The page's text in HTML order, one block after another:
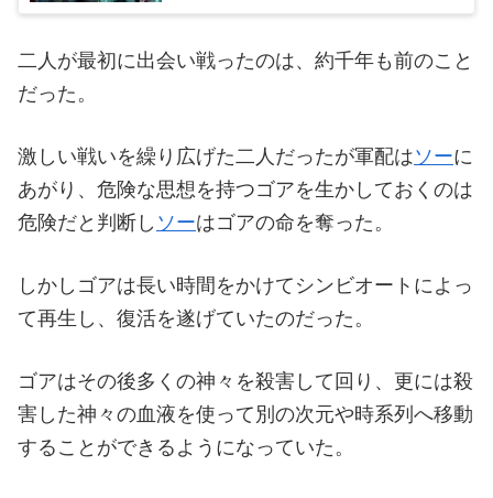
二人が最初に出会い戦ったのは、約千年も前のこと
だった。
激しい戦いを繰り広げた二人だったが軍配はソーに
あがり、危険な思想を持つゴアを生かしておくのは
危険だと判断し ソーはゴアの命を奪った。
しかしゴアは長い時間をかけてシンビオートによっ
て再生し、復活を遂げていたのだった。
ゴアはその後多くの神々を殺害して回り、更には殺
害した神々の血液を使って別の次元や時系列へ移動
することができるようになっていた。